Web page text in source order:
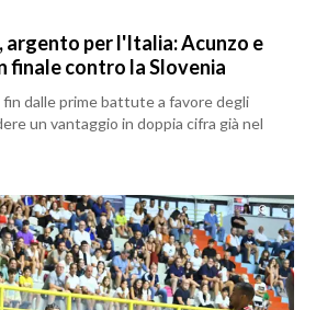
argento per l'Italia: Acunzo e
finale contro la Slovenia
fin dalle prime battute a favore degli
un vantaggio in doppia cifra già nel